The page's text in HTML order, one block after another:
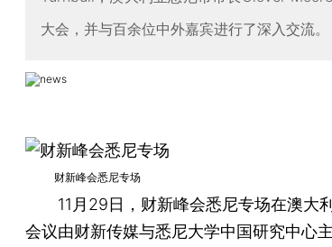
大会，并与百余位中外嘉宾进行了深入交流。
财新峰会悉尼专场
11月29日，财新峰会悉尼专场在澳大
会议由财新传媒与悉尼大学中国研究中心